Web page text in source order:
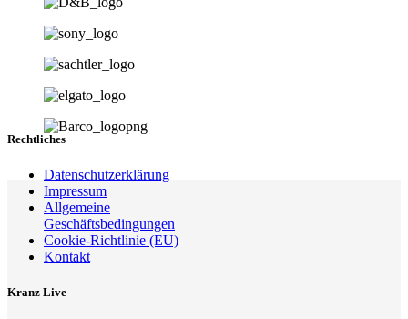
Rechtliches
Datenschutzerklärung
Impressum
Allgemeine
Geschäftsbedingungen
Cookie-Richtlinie (EU)
Kontakt
Kranz Live